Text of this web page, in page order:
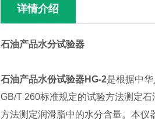
详情介绍
石油产品水分试验器
石油产品水份试验器HG-2是根据中
GB/T 260标准规定的试验方法测定
方法测定润滑脂中的水分含量。本仪